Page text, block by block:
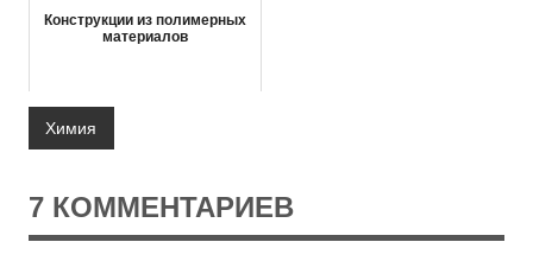
Конструкции из полимерных
материалов
Химия
7 КОММЕНТАРИЕВ